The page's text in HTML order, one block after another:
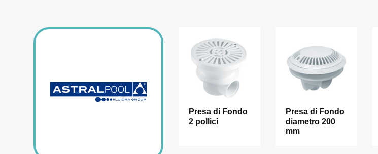
Presa di Fondo
2 pollici
Presa di Fondo
diametro 200
mm